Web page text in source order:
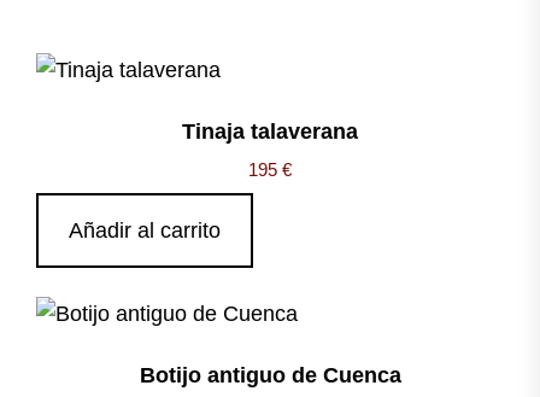
Tinaja talaverana
195 €
Añadir al carrito
Botijo antiguo de Cuenca